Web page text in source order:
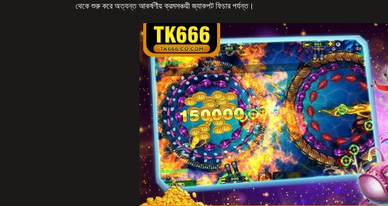
থেকে শুরু করে অত্যন্ত আকর্ষণীয় ক্রমসঞ্চয়ী জ্যাকপট ফিচার পর্যন্ত।